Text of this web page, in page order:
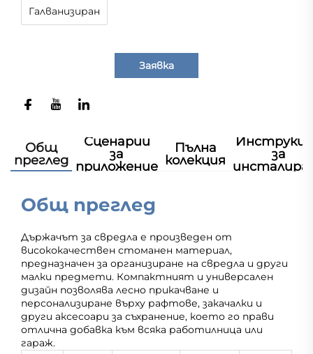
Галванизиран
Заявка
Общ
преглед
Сценарии
за
приложение
Пълна
колекция
за
Общ преглед
Държачът за свредла е произведен от
висококачествен стоманен материал,
предназначен за организиране на свредла и други
малки предмети. Компактният и универсален
дизайн позволява лесно прикачване и
персонализиране върху рафтове, закачалки и
други аксесоари за съхранение, което го прави
отлична добавка към всяка работилница или
гараж.